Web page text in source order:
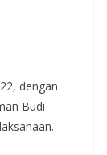
dengan
Budi